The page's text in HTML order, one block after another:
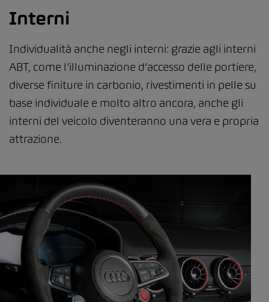
Interni
Individualità anche negli interni: grazie agli interni
ABT, come l’illuminazione d’accesso delle portiere,
diverse finiture in carbonio, rivestimenti in pelle su
base individuale e molto altro ancora, anche gli
interni del veicolo diventeranno una vera e propria
attrazione.